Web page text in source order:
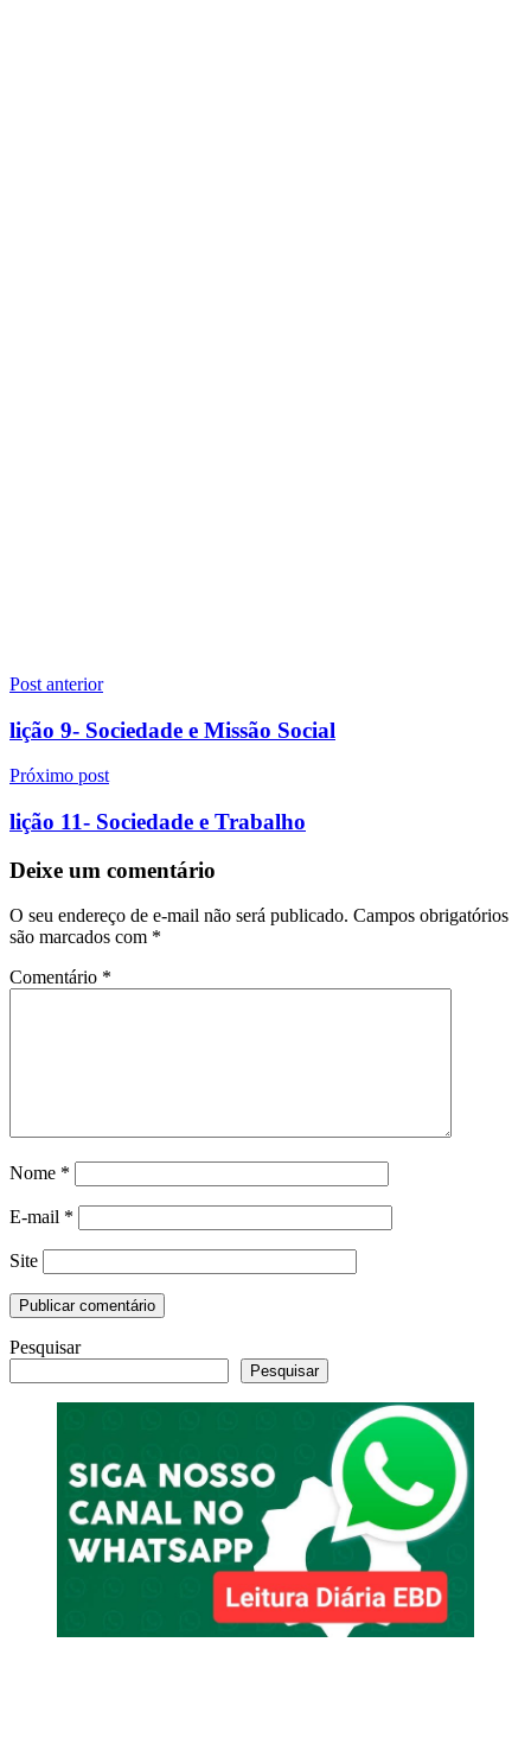
Navegação
de
Post
Post anterior
lição 9- Sociedade e Missão Social
Próximo post
lição 11- Sociedade e Trabalho
Deixe um comentário
O seu endereço de e-mail não será publicado. Campos obrigatórios
são marcados com *
Comentário *
Nome *
E-mail *
Site
Pesquisar
Pesquisar